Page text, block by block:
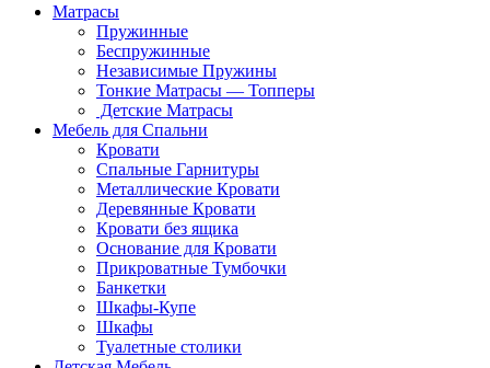
Матрасы
Пружинные
Беспружинные
Независимые Пружины
Тонкие Матрасы — Топперы
Детские Матрасы
Мебель для Спальни
Кровати
Спальные Гарнитуры
Металлические Кровати
Деревянные Кровати
Кровати без ящика
Основание для Кровати
Прикроватные Тумбочки
Банкетки
Шкафы-Купе
Шкафы
Туалетные столики